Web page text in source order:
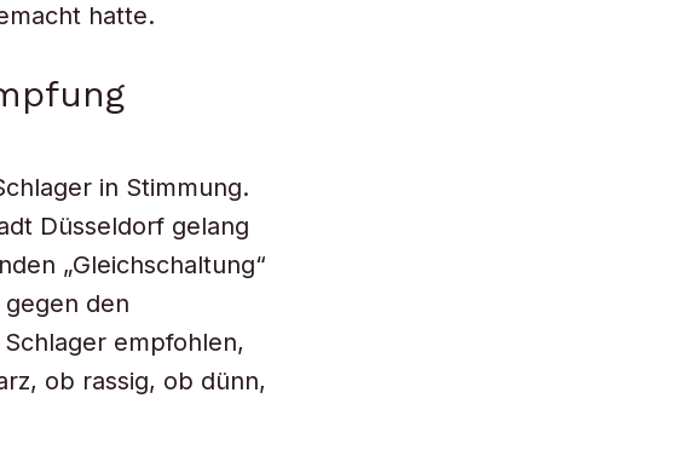
hatte.
in Stimmung.
Düsseldorf gelang
„Gleichschaltung“
den
empfohlen,
ob rassig, ob dünn,